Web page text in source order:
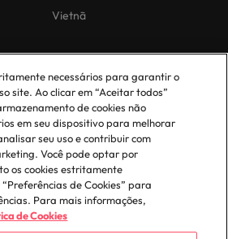
Vietnã
O nosso escritório em
Portugal
Lisboa
necessários para garantir o
site. Ao clicar em “Aceitar todos”
de cookies não
em seu dispositivo para melhorar
seu uso e contribuir com
Você pode optar por
os cookies estritamente
de Cookies” para
Para mais informações,
de Cookies